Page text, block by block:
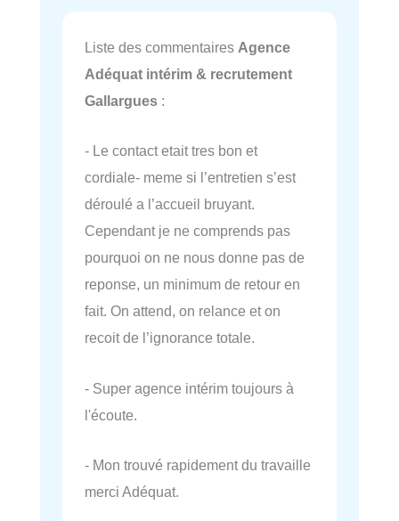
Liste des commentaires Agence
Adéquat intérim & recrutement
Gallargues :
- Le contact etait tres bon et
cordiale- meme si l’entretien s’est
déroulé a l’accueil bruyant.
Cependant je ne comprends pas
pourquoi on ne nous donne pas de
reponse, un minimum de retour en
fait. On attend, on relance et on
recoit de l’ignorance totale.
- Super agence intérim toujours à
l'écoute.
- Mon trouvé rapidement du travaille
merci Adéquat.